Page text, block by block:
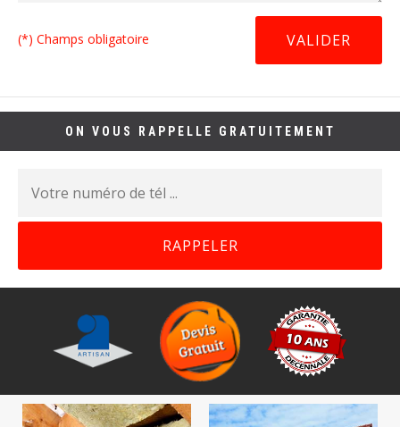
(*) Champs obligatoire
ON VOUS RAPPELLE GRATUITEMENT